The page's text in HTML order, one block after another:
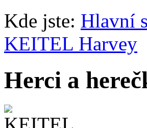
Kde jste: Hlavní
KEITEL Harvey
Herci a